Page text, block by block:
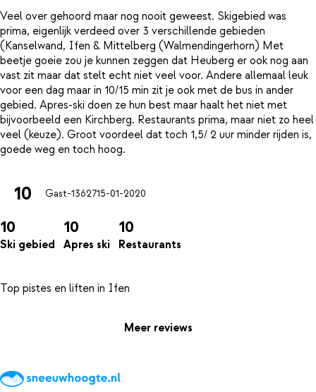
Veel over gehoord maar nog nooit geweest. Skigebied was
prima, eigenlijk verdeed over 3 verschillende gebieden
(Kanselwand, Ifen & Mittelberg (Walmendingerhorn) Met
beetje goeie zou je kunnen zeggen dat Heuberg er ook nog aan
vast zit maar dat stelt echt niet veel voor. Andere allemaal leuk
voor een dag maar in 10/15 min zit je ook met de bus in ander
gebied. Apres-ski doen ze hun best maar haalt het niet met
bijvoorbeeld een Kirchberg. Restaurants prima, maar niet zo heel
veel (keuze). Groot voordeel dat toch 1,5/ 2 uur minder rijden is,
10 Gast-1362715-01-2020
10
Ski gebied
10
Apres ski
10
Restaurants
Meer reviews